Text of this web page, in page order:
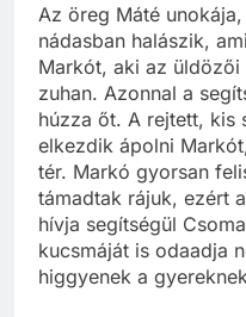
Az öreg Máté
nádasban halászik,
Markót, aki az üldözői
zuhan. Azonnal a
húzza őt. A rejtett, kis
elkezdik ápolni
tér. Markó gyorsan
támadtak rájuk, ezért
hívja segítségül
kucsmáját is odaadja
higgyenek a